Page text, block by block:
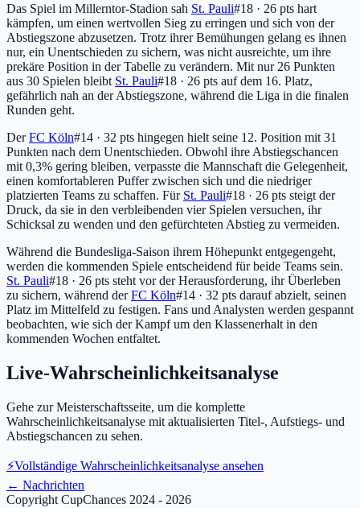
Das Spiel im Millerntor-Stadion sah St. Pauli#18 · 26 pts hart
kämpfen, um einen wertvollen Sieg zu erringen und sich von der
Abstiegszone abzusetzen. Trotz ihrer Bemühungen gelang es ihnen
nur, ein Unentschieden zu sichern, was nicht ausreichte, um ihre
prekäre Position in der Tabelle zu verändern. Mit nur 26 Punkten
aus 30 Spielen bleibt St. Pauli#18 · 26 pts auf dem 16. Platz,
gefährlich nah an der Abstiegszone, während die Liga in die finalen
Runden geht.
DerFC Köln#14 · 32 pts hingegen hielt seine 12. Position mit 31
Punkten nach dem Unentschieden. Obwohl ihre Abstiegschancen
mit 0,3% gering bleiben, verpasste die Mannschaft die Gelegenheit,
einen komfortableren Puffer zwischen sich und die niedriger
platzierten Teams zu schaffen. Für St. Pauli#18 · 26 pts steigt der
Druck, da sie in den verbleibenden vier Spielen versuchen, ihr
Schicksal zu wenden und den gefürchteten Abstieg zu vermeiden.
Während die Bundesliga-Saison ihrem Höhepunkt entgegengeht,
werden die kommenden Spiele entscheidend für beide Teams sein.
St. Pauli#18 · 26 pts steht vor der Herausforderung, ihr Überleben
zu sichern, während derFC Köln#14 · 32 pts darauf abzielt, seinen
Platz im Mittelfeld zu festigen. Fans und Analysten werden gespannt
beobachten, wie sich der Kampf um den Klassenerhalt in den
kommenden Wochen entfaltet.
Live-Wahrscheinlichkeitsanalyse
Gehe zur Meisterschaftsseite, um die komplette
Wahrscheinlichkeitsanalyse mit aktualisierten Titel-, Aufstiegs- und
Abstiegschancen zu sehen.
⚡Vollständige Wahrscheinlichkeitsanalyse ansehen
← Nachrichten
Copyright CupChances 2024 - 2026